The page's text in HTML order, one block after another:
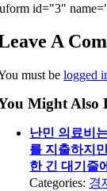
id="3"
A
must belogged
Might Also
난민 의료비
를 지출하지
한 긴 대기줄
Categories: 경